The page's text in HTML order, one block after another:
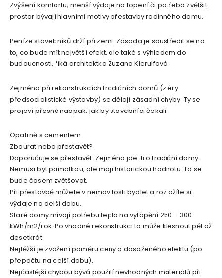
Zvýšení komfortu, menší výdaje na topení či potřeba zvětšit
prostor bývají hlavními motivy přestavby rodinného domu.
Peníze stavebníků drží při zemi. Zásada je soustředit se na
to, co bude mít největší efekt, ale také s výhledem do
budoucnosti, říká architektka Zuzana Kierulfová.
Zejména při rekonstrukcích tradičních domů (z éry
předsocialistické výstavby) se dělají zásadní chyby. Ty se
projeví přesně naopak, jak by stavebníci čekali.
Opatrně s cementem
Zbourat nebo přestavět?
Doporučuje se přestavět. Zejména jde-li o tradiční domy.
Nemusí být památkou, ale mají historickou hodnotu. Ta se
bude časem zvětšovat.
Při přestavbě můžete v nemovitosti bydlet a rozložíte si
výdaje na delší dobu.
Staré domy mívají potřebu tepla na vytápění 250 – 300
kWh/m2/rok. Po vhodné rekonstrukci to může klesnout pět až
desetkrát.
Nejtěžší je zvážení poměru ceny a dosaženého efektu (po
přepočtu na delší dobu).
Nejčastější chybou bývá použití nevhodných materiálů při